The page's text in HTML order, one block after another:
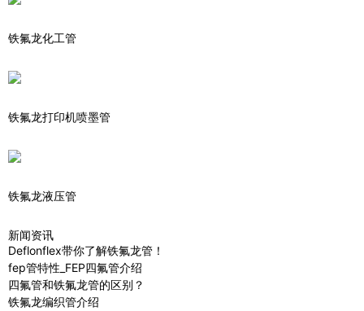
铁氟龙化工管
铁氟龙打印机喷墨管
铁氟龙液压管
新闻资讯
Deflonflex带你了解铁氟龙管！
fep管特性_FEP四氟管介绍
四氟管和铁氟龙管的区别？
铁氟龙编织管介绍